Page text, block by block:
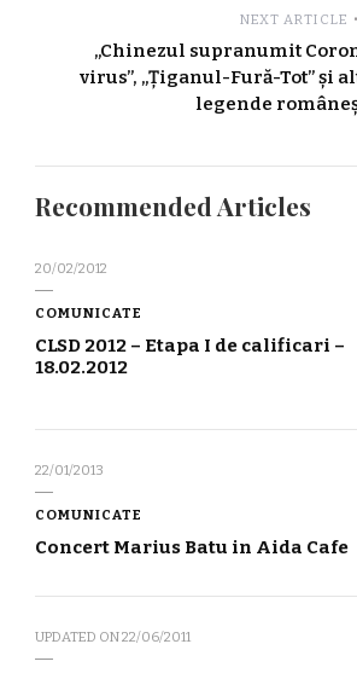
NEXT ARTICLE
„Chinezul supranumit
virus”, „Țiganul-Fură-Tot” și
legende
Recommended Articles
20/02/2012
COMUNICATE
CLSD 2012 – Etapa I de calificari –
18.02.2012
22/01/2013
COMUNICATE
Concert Marius Batu in Aida Cafe
UPDATED ON22/06/2011